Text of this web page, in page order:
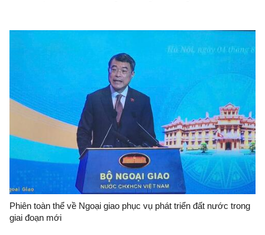
Phiên toàn thể về Ngoại giao phục vụ phát triển đất nước trong
giai đoạn mới